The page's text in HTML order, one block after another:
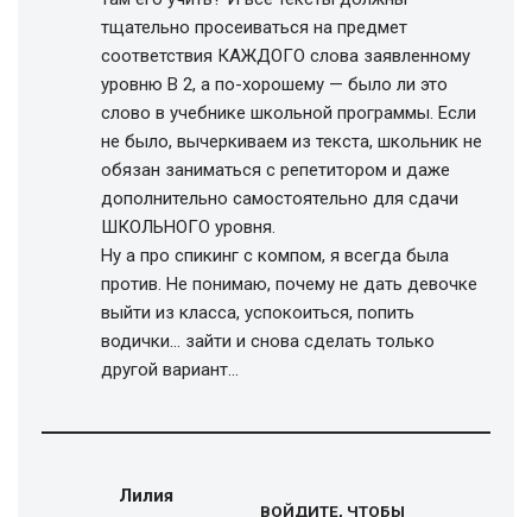
тщательно просеиваться на предмет
соответствия КАЖДОГО слова заявленному
уровню В 2, а по-хорошему — было ли это
слово в учебнике школьной программы. Если
не было, вычеркиваем из текста, школьник не
обязан заниматься с репетитором и даже
дополнительно самостоятельно для сдачи
ШКОЛЬНОГО уровня.
Ну а про спикинг с компом, я всегда была
против. Не понимаю, почему не дать девочке
выйти из класса, успокоиться, попить
водички… зайти и снова сделать только
другой вариант…
Лилия
ВОЙДИТЕ, ЧТОБЫ